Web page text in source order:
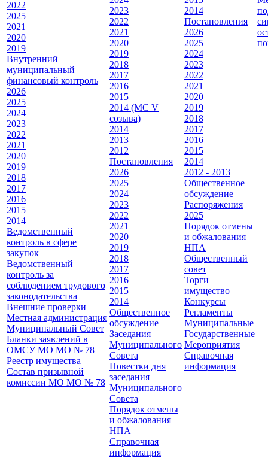
2022
2025
2021
2020
2019
Внутренний
муниципальный
финансовый контроль
2026
2025
2024
2023
2022
2021
2020
2019
2018
2017
2016
2015
2014
Ведомственный
контроль в сфере
закупок
Ведомственный
контроль за
соблюдением трудового
законодательства
Внешние проверки
Местная администрация
Муниципальный Совет
Бланки заявлений в
ОМСУ МО МО № 78
Реестр имущества
Состав призывной
комиссии МО МО № 78
2023
2022
2021
2020
2019
2018
2017
2016
2015
2014 (МС V
созыва)
2014
2013
2012
Постановления
2026
2025
2024
2023
2022
2021
2020
2019
2018
2017
2016
2015
2014
Общественное
обсуждение
Заседания
Муниципального
Совета
Повестки дня
заседания
Муниципального
Совета
Порядок отмены
и обжалования
НПА
Справочная
информация
2014
Постановления
2026
2025
2024
2023
2022
2021
2020
2019
2018
2017
2016
2015
2014
2012 - 2013
Общественное
обсуждение
Распоряжения
2025
Порядок отмены
и обжалования
НПА
Общественный
совет
Торги
имущество
Конкурсы
Регламенты
Муниципальные
Государственные
Мероприятия
Справочная
информация